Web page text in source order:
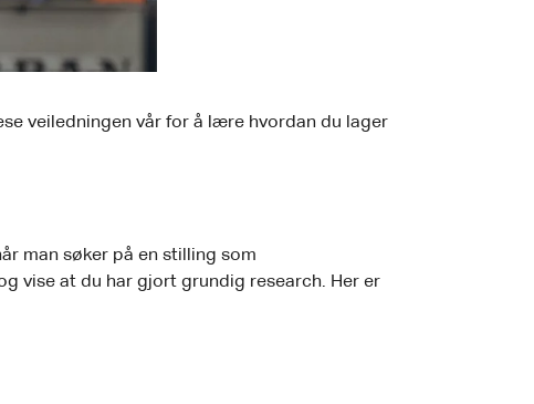
veiledningen vår for å lære hvordan du lager
man søker på en stilling som
vise at du har gjort grundig research. Her er